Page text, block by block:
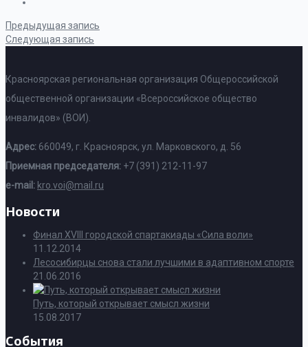
Предыдущая запись
Следующая запись
Красноярская региональная организация Общероссийской
общественной организации «Всероссийское общество
инвалидов» (ВОИ).
Адрес: 660049, г. Красноярск, ул. Марковского, д. 56
Приемная председателя: +7 (391) 212-11-97
e-mail: kro.voi@mail.ru
Новости
Финал XVIII городской спартакиады «Сила воли»
11.12.2014
Лесосибирцы снова стали лучшими в адаптивном спорте
21.06.2016
Путь, который открывает смысл жизни
15.08.2017
События